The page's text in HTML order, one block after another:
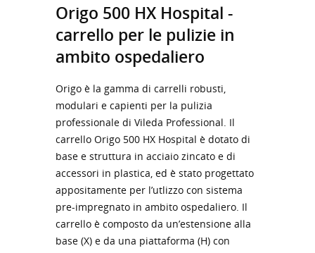
Origo 500 HX Hospital -
carrello per le pulizie in
ambito ospedaliero
Origo è la gamma di carrelli robusti,
modulari e capienti per la pulizia
professionale di Vileda Professional. Il
carrello Origo 500 HX Hospital è dotato di
base e struttura in acciaio zincato e di
accessori in plastica, ed è stato progettato
appositamente per l’utlizzo con sistema
pre-impregnato in ambito ospedaliero. Il
carrello è composto da un’estensione alla
base (X) e da una piattaforma (H) con